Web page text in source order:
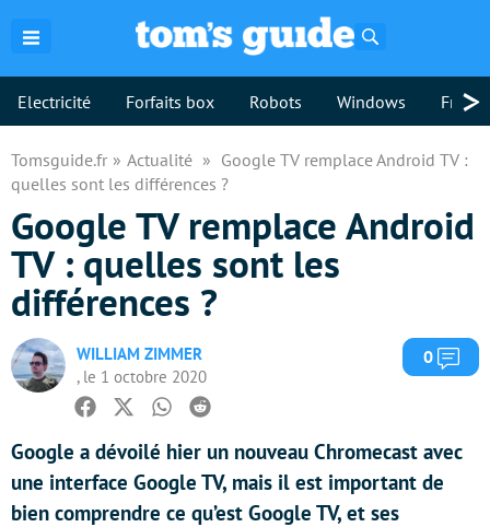
Electricité Forfaits box Robots Windows >
Tomsguide.fr Actualité
Google TV remplace Android TV :
quelles sont les différences ?
Google TV remplace Android
TV : quelles sont les
différences ?
WILLIAM ZIMMER
, le 1 octobre 2020
0
Facebook
TwitterWhatsapp
Reddit
Google a dévoilé hier un nouveau Chromecast avec
une interface Google TV, mais il est important de
bien comprendre ce qu’est Google TV, et ses